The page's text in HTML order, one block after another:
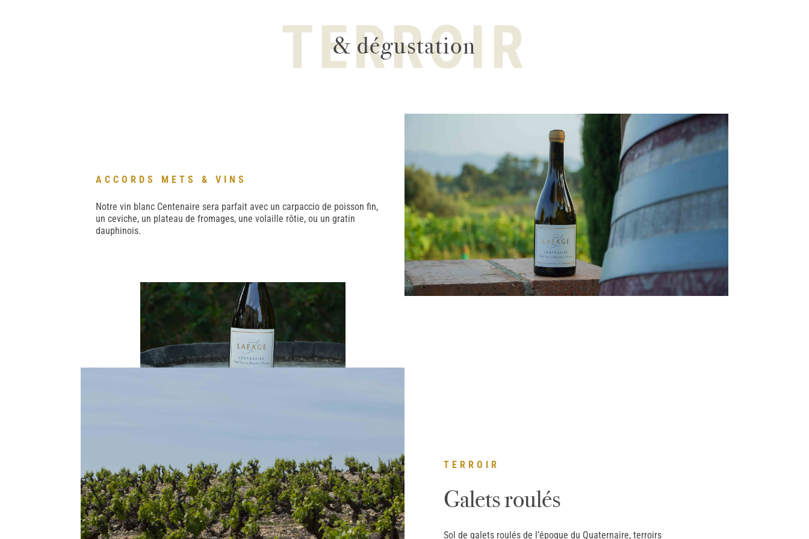
TERROIR
& dégustation
ACCORDS METS & VINS
Notre vin blanc Centenaire sera parfait avec un carpaccio de poisson fin,
un ceviche, un plateau de fromages, une volaille rôtie, ou un gratin
dauphinois.
TERROIR
Galets roulés
Sol de galets roulés de l’époque du Quaternaire, terroirs